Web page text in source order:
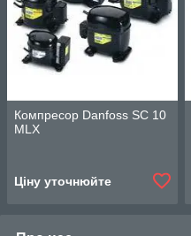
Компресор Danfoss SC 10
MLX
Ціну уточнюйте